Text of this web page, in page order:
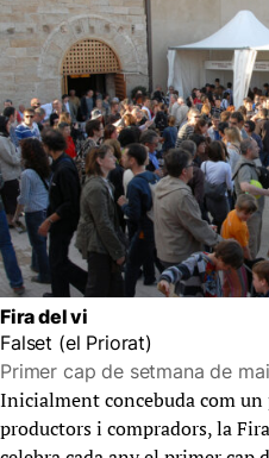
Fira del vi
Falset (el Priorat)
Primer cap de setmana de
Inicialment concebuda com
productors i compradors, la